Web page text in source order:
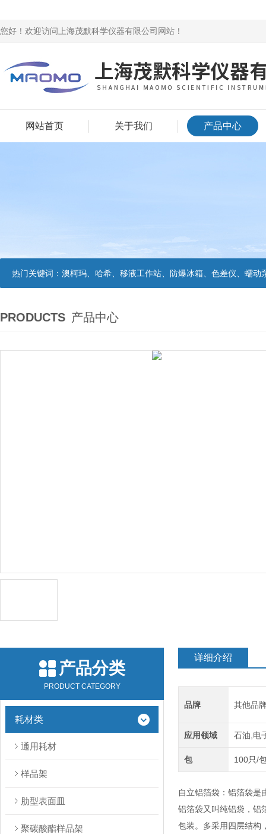
您好！欢迎访问上海茂默科学仪器有限公司网站！
网站首页 关于我们 产品中心
热门关键词： 澳柯玛、哈希、移液工作站、防爆冰箱、色差仪、蠕动
PRODUCTS 产品中心
产品分类
PRODUCT CATEGORY
耗材类
通用耗材
样品架
肋型表面皿
聚碳酸酯样品架
详细介绍
品牌 其他品
应用领域 石油,电
包 100只/
自立铝箔袋：铝箔袋是
铝箔袋又叫纯铝袋，铝
包装。多采用四层结构